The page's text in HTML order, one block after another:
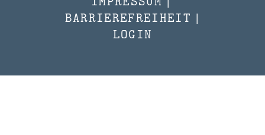
BARRIEREFREIHEIT |
LOGIN